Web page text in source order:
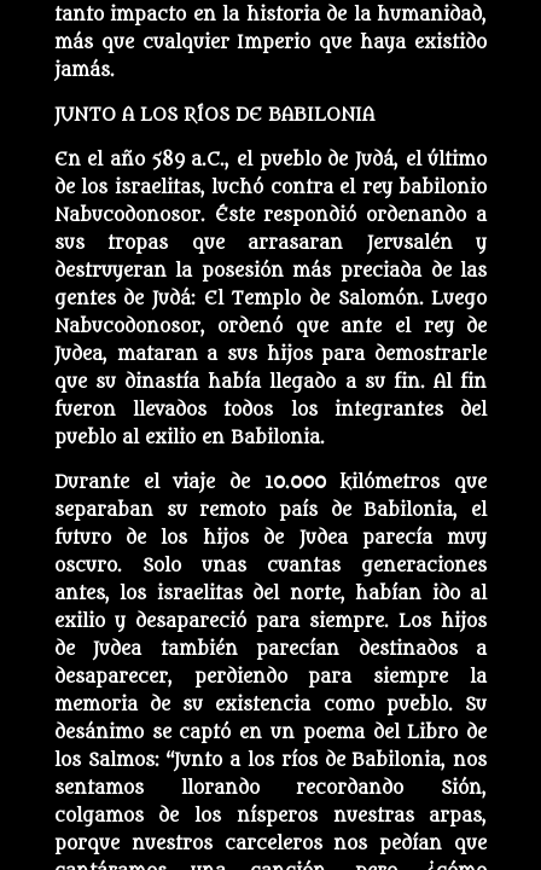
tanto impacto en la historia de la humanidad,
más que cualquier Imperio que haya existido
jamás.
JUNTO A LOS RÍOS DE BABILONIA
En el año 589 a.C., el pueblo de Judá, el último
de los israelitas, luchó contra el rey babilonio
Nabucodonosor. Éste respondió ordenando a
sus tropas que arrasaran Jerusalén y
destruyeran la posesión más preciada de las
gentes de Judá: El Templo de Salomón. Luego
Nabucodonosor, ordenó que ante el rey de
Judea, mataran a sus hijos para demostrarle
que su dinastía había llegado a su fin. Al fin
fueron llevados todos los integrantes del
pueblo al exilio en Babilonia.
Durante el viaje de 10.000 kilómetros que
separaban su remoto país de Babilonia, el
futuro de los hijos de Judea parecía muy
oscuro. Solo unas cuantas generaciones
antes, los israelitas del norte, habían ido al
exilio y desapareció para siempre. Los hijos
de Judea también parecían destinados a
desaparecer, perdiendo para siempre la
memoria de su existencia como pueblo. Su
desánimo se captó en un poema del Libro de
los Salmos: “Junto a los ríos de Babilonia, nos
sentamos llorando recordando Sión,
colgamos de los nísperos nuestras arpas,
porque nuestros carceleros nos pedían que